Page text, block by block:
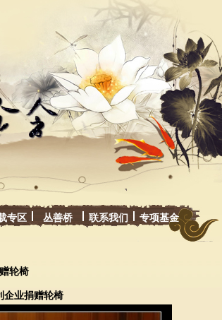
专区 丛善桥 联系我们 专项基金
轮椅
企业捐赠轮椅